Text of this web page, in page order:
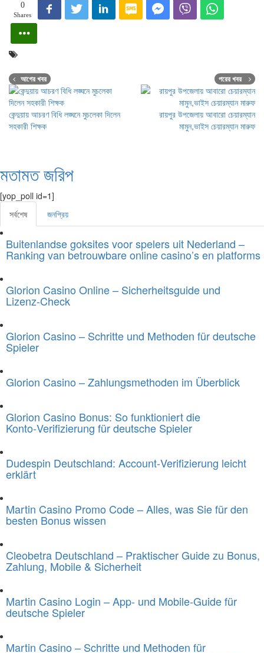
0
Shares
আগের খবর
কেন্দুয়ায় আচরণ বিধি লঙ্ঘনে মুচলেকা দিলেন
সহকারী শিক্ষক
পরের খবর
রায়পুর উপজেলায় আবারো চেয়ারম্যান
মামুন,ভাইস চেয়ারম্যান মারুফ
মতামত জরিপ
[yop_poll id=1]
সর্বশেষ
জনপ্রিয়
Buitenlandse goksites voor spelers uit Nederland –
Ranking van betrouwbare online casino’s en platforms
Glorion Casino Online – Sicherheitsguide und
Lizenz‑Check
Glorion Casino – Schritte und Methoden für deutsche
Spieler
Glorion Casino – Zahlungsmethoden im Überblick
Glorion Casino Bonus: So funktioniert die
Konto‑Verifizierung für deutsche Spieler
Dudespin Deutschland: Account‑Verifizierung leicht
erklärt
Martin Casino Promo Code – Alles, was Sie für den
besten Bonus wissen
Cleobetra Deutschland – Praktischer Guide zu Bonus,
Zahlung, Mobile & Sicherheit
Martin Casino Login – App- und Mobile-Guide für
deutsche Spieler
Martin Casino – Schritte und Methoden für